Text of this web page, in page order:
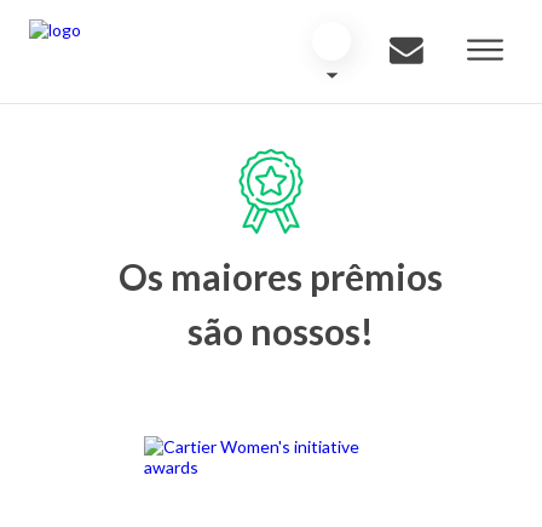
Os maiores prêmios
são nossos!